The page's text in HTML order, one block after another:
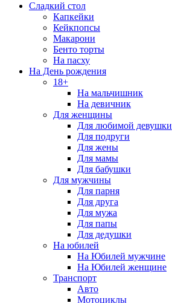
Сладкий стол
Капкейки
Кейкпопсы
Макарони
Бенто торты
На пасху
На День рождения
18+
На мальчишник
На девичник
Для женщины
Для любимой девушки
Для подруги
Для жены
Для мамы
Для бабушки
Для мужчины
Для парня
Для друга
Для мужа
Для папы
Для дедушки
На юбилей
На Юбилей мужчине
На Юбилей женщине
Транспорт
Авто
Мотоциклы